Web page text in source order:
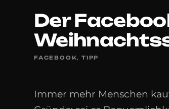
Der
FACEBOOK ,TIPP
Immer mehr Menschen